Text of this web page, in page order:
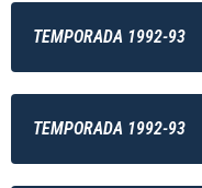
TEMPORADA 1992-93
TEMPORADA 1992-93